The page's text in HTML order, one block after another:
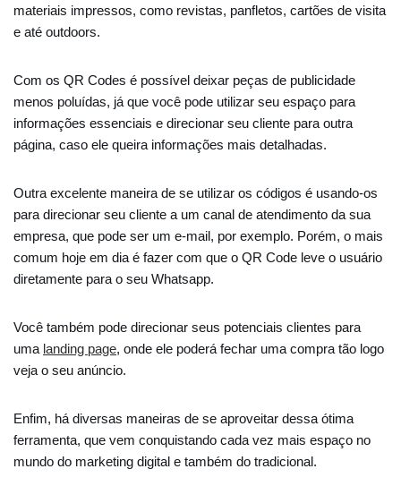
materiais impressos, como revistas, panfletos, cartões de visita
e até outdoors.
Com os QR Codes é possível deixar peças de publicidade
menos poluídas, já que você pode utilizar seu espaço para
informações essenciais e direcionar seu cliente para outra
página, caso ele queira informações mais detalhadas.
Outra excelente maneira de se utilizar os códigos é usando-os
para direcionar seu cliente a um canal de atendimento da sua
empresa, que pode ser um e-mail, por exemplo. Porém, o mais
comum hoje em dia é fazer com que o QR Code leve o usuário
diretamente para o seu Whatsapp.
Você também pode direcionar seus potenciais clientes para
uma landing page, onde ele poderá fechar uma compra tão logo
veja o seu anúncio.
Enfim, há diversas maneiras de se aproveitar dessa ótima
ferramenta, que vem conquistando cada vez mais espaço no
mundo do marketing digital e também do tradicional.